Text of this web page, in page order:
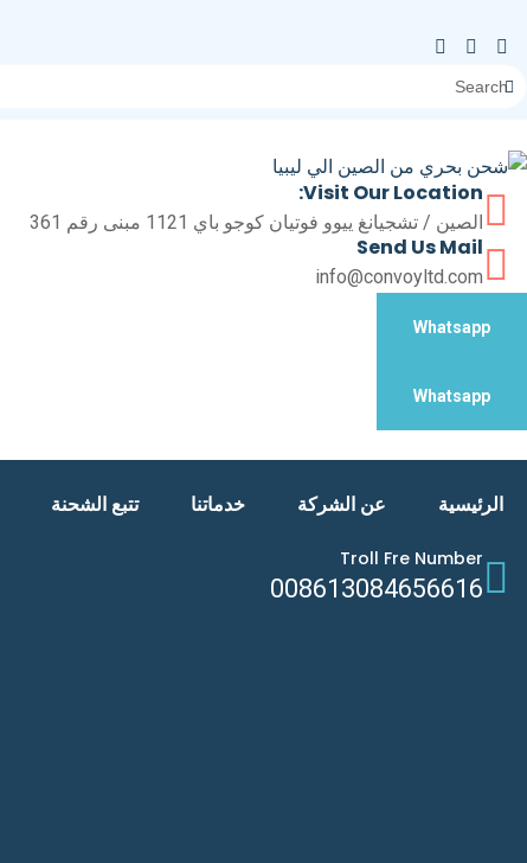
Visit Our Location:
الصين / تشجيانغ ييوو فوتيان كوجو باي 1121 مبنى رقم 361
Send Us Mail
info@convoyltd.com
Whatsapp
Whatsapp
الرئيسية عن الشركة خدماتنا تتبع الشحنة
Troll Fre Number
008613084656616